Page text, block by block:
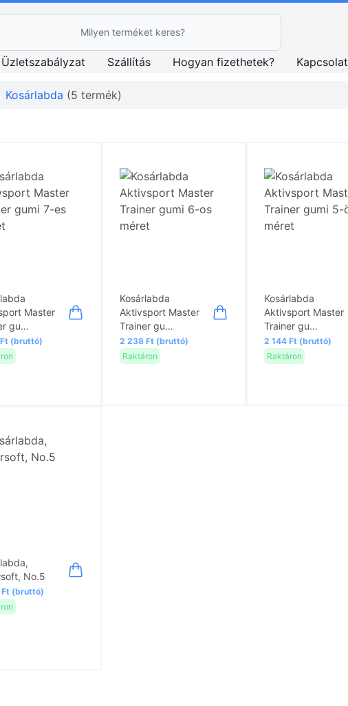
Ikon
Üzletszabályzat Szállítás Hogyan fizethetek? Kapcsolat
Kosárlabda (5 termék)
Master
gu…
(bruttó)
Kosárlabda
Aktivsport Master
Trainer gu…
2 238 Ft (bruttó)
Raktáron
Kosárlabda
Aktivsport Master
Trainer gu…
2 144 Ft (bruttó)
Raktáron
No.5
(bruttó)